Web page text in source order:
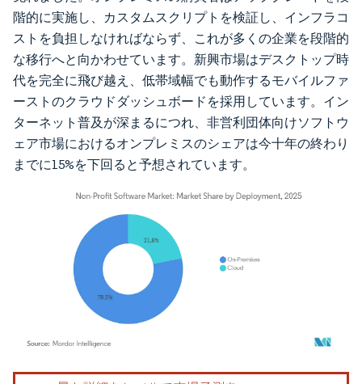
階的に実施し、カスタムスクリプトを検証し、インフラコ
ストを負担しなければならず、これが多くの企業を段階的
な移行へと向かわせています。新興市場はデスクトップ時
代を完全に飛び越え、低帯域幅でも動作するモバイルファ
ーストのクラウドダッシュボードを採用しています。イン
ターネット普及が深まるにつれ、非営利団体向けソフトウ
ェア市場におけるオンプレミスのシェアは今十年の終わり
までに15%を下回ると予想されています。
画像 © Mordor Intelligence。再利用にはCC BY 4.0の表示が必要です。